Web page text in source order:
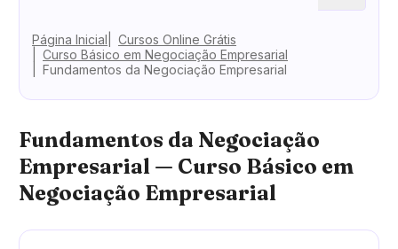
Página Inicial
Cursos Online Grátis
Curso Básico em Negociação Empresarial
Fundamentos da Negociação Empresarial
Fundamentos da Negociação
Empresarial — Curso Básico em
Negociação Empresarial